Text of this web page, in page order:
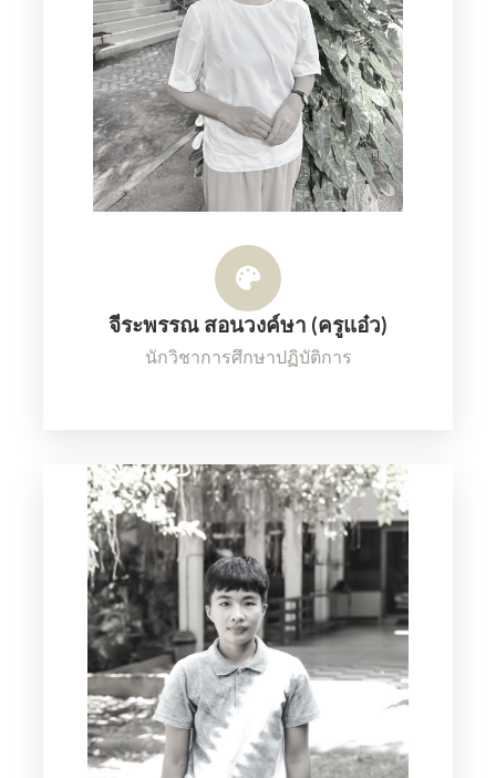
จีระพรรณ สอนวงค์ษา (ครูแอ๋ว)
นักวิชาการศึกษาปฏิบัติการ